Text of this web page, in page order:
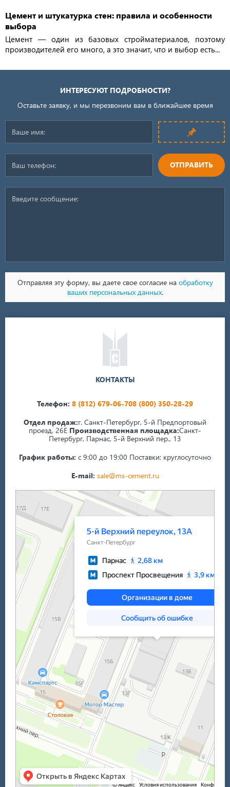
Цемент и штукатурка стен: правила и особенности
выбора
Цемент — один из базовых стройматериалов, поэтому
производителей его много, а это значит, что и выбор есть...
ИНТЕРЕСУЮТ ПОДРОБНОСТИ?
Оставьте заявку, и мы перезвоним вам в ближайшее время
ОТПРАВИТЬ
Отправляя эту форму, вы даете свое согласие на обработку
ваших персональных данных.
КОНТАКТЫ
Телефон: 8 (812) 679-06-708 (800) 350-28-29
Отдел продаж:г. Санкт-Петербург, 5-й Предпортовый
проезд, 26Е Производственная площадка:Санкт-
Петербург, Парнас, 5-й Верхний пер., 13
График работы: с 9:00 до 19:00 Поставки: круглосуточно
E-mail: sale@ms-cement.ru
Санкт‑Петербург
5-й Верхний переулок, 13А на карте Санкт‑Петербурга — Яндекс Карты